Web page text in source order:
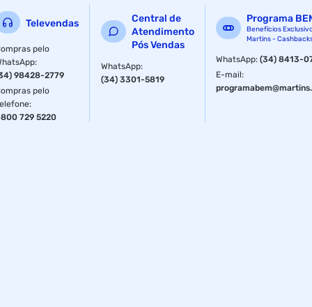
Televendas
pelo
:
98428-2779
pelo
:
729 5220
Central de
Atendimento
Pós Vendas
WhatsApp:
(34) 3301-5819
Programa
Benefícios
Martins -
WhatsApp:(34) 8413-
E-mail: